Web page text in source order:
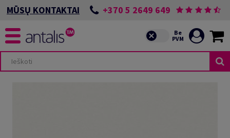
MŪSŲ KONTAKTAI +370 5 2649 649